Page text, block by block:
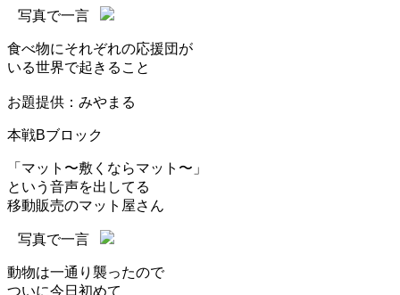
写真で一言
食べ物にそれぞれの応援団が
いる世界で起きること
お題提供：みやまる
本戦Bブロック
「マット〜敷くならマット〜」
という音声を出してる
移動販売のマット屋さん
写真で一言
動物は一通り襲ったので
ついに今日初めて